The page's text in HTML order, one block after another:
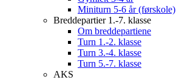
Miniturn 5-6 år (førskole)
Breddepartier 1.-7. klasse
Om breddepartiene
Turn 1.-2. klasse
Turn 3.-4. klasse
Turn 5.-7. klasse
AKS